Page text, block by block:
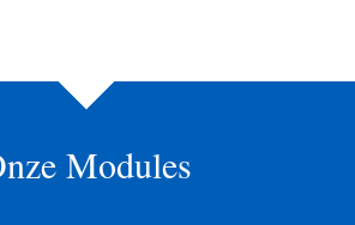
Modules